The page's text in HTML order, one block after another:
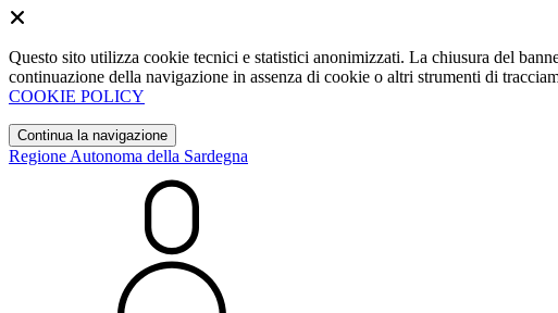
Questo sito utilizza cookie tecnici e statistici anonimizzati. La chiusura del
continuazione della navigazione in assenza di cookie o altri strumenti di
COOKIE POLICY
Continua la navigazione
Regione Autonoma della Sardegna